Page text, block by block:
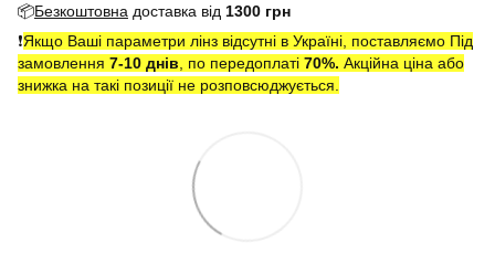
📦Безкоштовна доставка від 1300 грн
❗️Якщо Ваші параметри лінз відсутні в Україні, поставляємо Під
замовлення 7-10 днів , по передоплаті 70%. Акційна ціна або
знижка на такі позиції не розповсюджується.